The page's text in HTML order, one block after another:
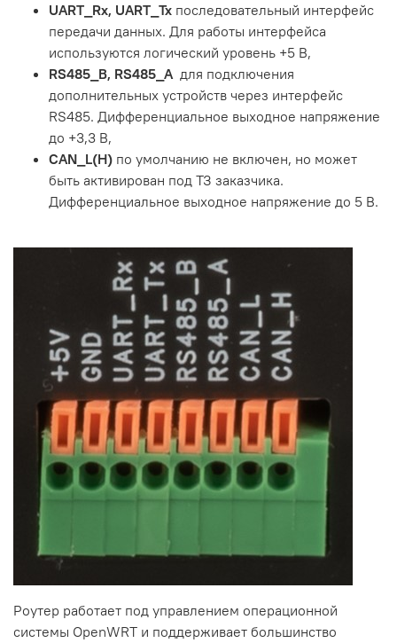
UART_Rx, UART_Tx последовательный интерфейс
передачи данных. Для работы интерфейса
используются логический уровень +5 В,
RS485_B, RS485_A для подключения
дополнительных устройств через интерфейс
RS485. Дифференциальное выходное напряжение
до +3,3 В,
CAN_L(H) по умолчанию не включен, но может
быть активирован под ТЗ заказчика.
Дифференциальное выходное напряжение до 5 В.
Роутер работает под управлением операционной
системы OpenWRT и поддерживает большинство